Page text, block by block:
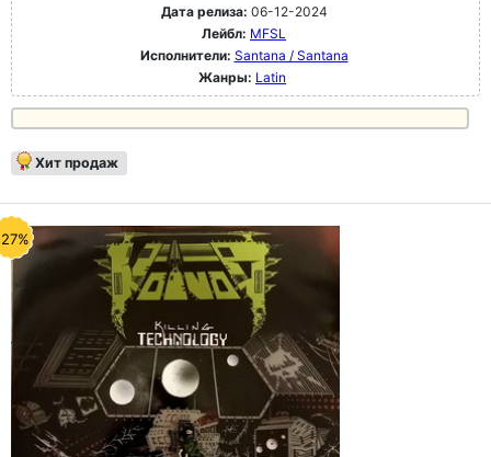
Дата релиза: 06-12-2024
Лейбл: MFSL
Исполнители: Santana / Santana
Жанры: Latin
Хит продаж